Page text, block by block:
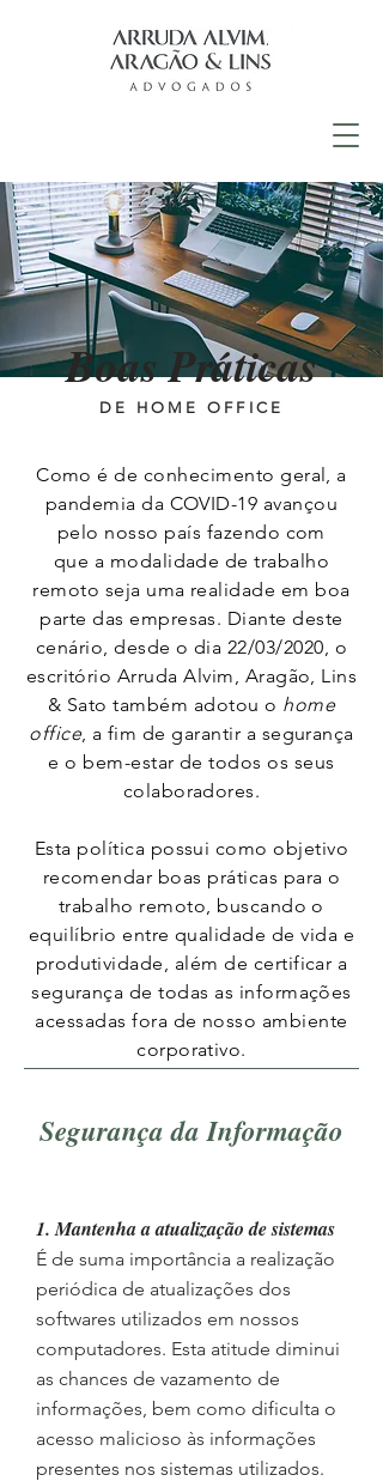
Boas Práticas
DE HOME OFFICE
Como é de conhecimento geral, a
pandemia da COVID-19 avançou
pelo nosso país fazendo com
que a modalidade de trabalho
remoto seja uma realidade em boa
parte das empresas. Diante deste
cenário, desde o dia 22/03/2020, o
escritório Arruda Alvim, Aragão, Lins
& Sato também adotou o home
office, a fim de garantir a segurança
e o bem-estar de todos os seus
colaboradores.
Esta política possui como objetivo
recomendar boas práticas para o
trabalho remoto, buscando o
equilíbrio entre qualidade de vida e
produtividade, além de certificar a
segurança de todas as informações
acessadas fora de nosso ambiente
corporativo.
Segurança da Informação
1. Mantenha a atualização de sistemas
É de suma importância a realização
periódica de atualizações dos
softwares utilizados em nossos
computadores. Esta atitude diminui
as chances de vazamento de
informações, bem como dificulta o
acesso malicioso às informações
presentes nos sistemas utilizados.